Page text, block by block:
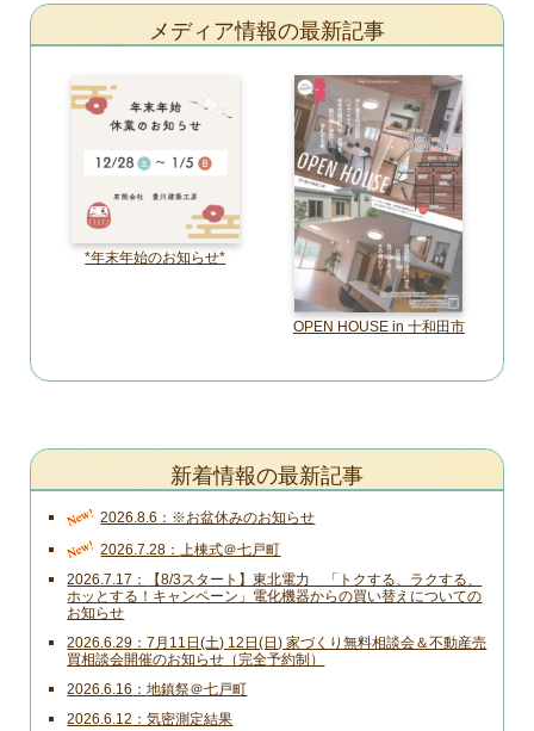
メディア情報の最新記事
*年末年始のお知らせ*
OPEN HOUSE in 十和田市
新着情報の最新記事
New! 2026.8.6 ※お盆休みのお知らせ
New! 2026.7.28 上棟式＠七戸町
2026.7.17
【8/3スタート】東北電力 「トクする、ラクする、
ホッとする！キャンペーン」電化機器からの買い替えについての
お知らせ
2026.6.29
7月11日(土) 12日(日) 家づくり無料相談会＆不動産売
買相談会開催のお知らせ（完全予約制）
2026.6.16 地鎮祭＠七戸町
2026.6.12 気密測定結果